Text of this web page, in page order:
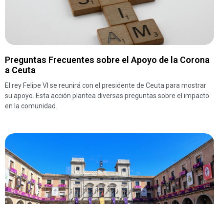
Preguntas Frecuentes sobre el Apoyo de la Corona
a Ceuta
El rey Felipe VI se reunirá con el presidente de Ceuta para mostrar
su apoyo. Esta acción plantea diversas preguntas sobre el impacto
en la comunidad.